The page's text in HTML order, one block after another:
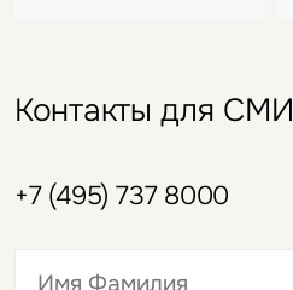
Контакты для СМИ
+7 (495) 737 8000